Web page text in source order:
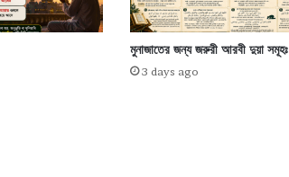
মুনাজাতের জন্য জরুরী আরবী দুয়া সমূহঃ
3 days ago